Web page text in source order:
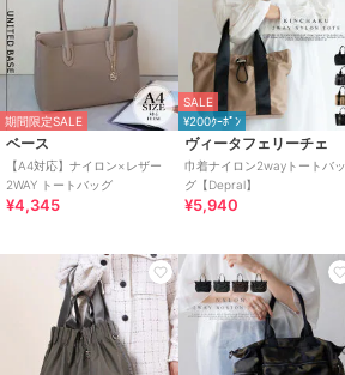
期間限定SALE
ベース
【A4対応】ナイロン×レザー
2WAY トートバッグ
¥4,345
SALE
¥200ｸｰﾎﾟﾝ
ヴィータフェリーチェ
巾着ナイロン2wayトートバッ
グ【Depral】
¥5,940